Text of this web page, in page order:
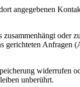
angegebenen
oder
gerichteten
widerrufen
unberührt.